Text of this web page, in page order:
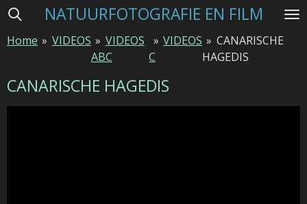
Ga
naar
hoofdinhoud
NATUURFOTOGRAFIE EN FILM
Home » VIDEOS » VIDEOS
ABC
» VIDEOS
C
» CANARISCHE
HAGEDIS
CANARISCHE HAGEDIS